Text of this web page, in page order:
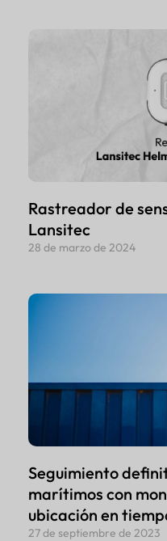
Rastreador de
Lansitec
28 de marzo de 2024
Seguimiento
marítimos con
ubicación en
27 de septiembre de 2023